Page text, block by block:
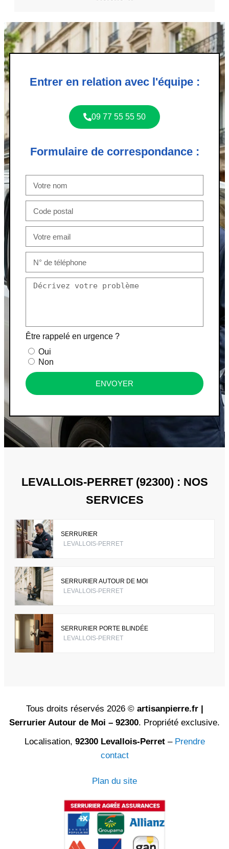
Entrer en relation avec l'équipe :
09 77 55 55 50
Formulaire de correspondance :
Être rappelé en urgence ?
Oui
Non
ENVOYER
LEVALLOIS-PERRET (92300) : NOS
SERVICES
SERRURIER
LEVALLOIS-PERRET
SERRURIER AUTOUR DE MOI
LEVALLOIS-PERRET
SERRURIER PORTE BLINDÉE
LEVALLOIS-PERRET
Tous droits réservés 2026 © artisanpierre.fr |
Serrurier Autour de Moi – 92300. Propriété exclusive.
Localisation, 92300 Levallois-Perret– Prendre
contact
Plan du site